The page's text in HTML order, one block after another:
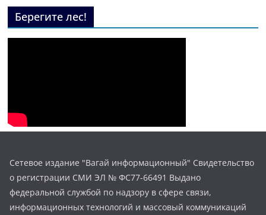
Берегите лес!
Сетевое издание "Вагай информационный" Свидетельство
о регистрации СМИ ЭЛ № ФС77-66491 Выдано
федеральной службой по надзору в сфере связи,
информационных технологий и массовый коммуникаций